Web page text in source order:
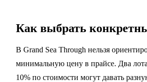
Как выбрать
В Grand Sea Through нельзя
минимальную цену в прайсе. Два
10% по стоимости могут давать